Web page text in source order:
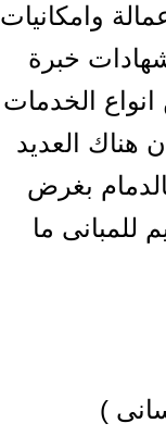
وامكانيات
خبرة
الخدمات
هناك العديد
بغرض
للمبانى ما
)